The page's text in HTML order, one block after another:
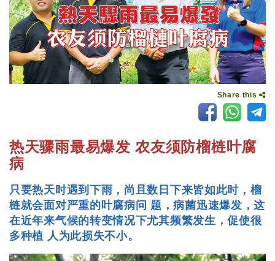
Share this
热天骤雨最易爆发 农友须防榴梿叶腐
病
只要热天时遇到下雨，尚且数日下来皆如此时，榴
梿就会面对严重的叶腐病问 题，病菌迅速爆发，这
在近年来气候的转变情况下尤其频繁发生，促使很
多种植 人为此损失不小。